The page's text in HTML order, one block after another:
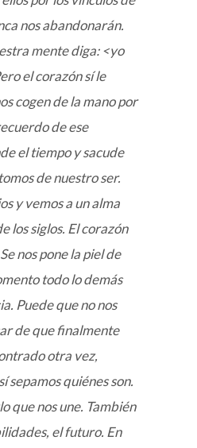
nos abandonarán.
mente diga: <yo
el corazón sí le
cogen de la mano por
de ese
el tiempo y sacude
de nuestro ser.
y vemos a un alma
los siglos. El corazón
nos pone la piel de
todo lo demás
Puede que no nos
de que finalmente
otra vez,
sepamos quiénes son.
que nos une. También
el futuro. En